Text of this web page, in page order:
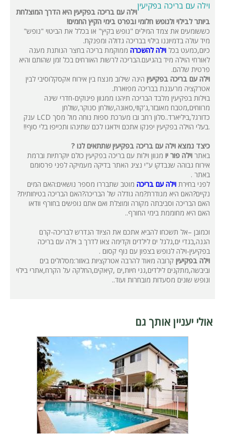
וילה עם בריכה בפקיעין
וילה עם בריכה בפקיעין היא הדרך המוצלחת
ביותר לבילוי ולנופש חלומי ובפרט בימי הקיץ החמים!
כששומעים את צמד המילים "נופש בקיץ" או בכלל את הביטוי "נופש"
מיד עולה בדמיוננו בילוי בבריכה גדולה ומפנקת.
כיום,כמעט בכל וילה להשכרה ממוקמת בריכה בחצר הנותנת מענה
לאורחי הוילה מיד בהגיעם.הבריכה לרשות האורחים בכל זמן שהותם והיא
פרטית שלהם.
וילה עם בריכה בפקיעין הינה שילוב מנצח בין אירוח אקסקלוסיבי לבין
אטרקציה מרעננת בבריכה מפוארת.
בוילות בפקיעין מלבד הבריכה תיהנו ממגוון פינוקים-חדרי שינה
מרווחים,מטבח מאובזר,ג'קוזי,סאונה,שולחן סנוקר,שולחן
כדורגל,ביליארד..סלון רחב ובו מערכת ספות נוחה מול מסך LCD ענק
.בעלי הוילה בפקיעין יפנקו אתכם וידאגו לכם שתינהו ותכייפו בלי סוף!!
כיצד נמצא וילה עם בריכה בפקיעין שתתאים לנו ?
באתר וילה פור יו מגוון וילות עם בריכה בפקיעין כולם יוקרתיות וברמת
אירוח גבוהה שנבדקו ע"י נציג האתר בדיקה מעמיקה לפני פרסומם
באתר .
לפני בחירת וילה עם בריכה מוטב שתבררו מספר נושאים:האם המים
נקיים?האם היא מגודרת?מה גודלה של הבריכה?האם הבריכה בטיחותית?
האם הבריכה וסביבתה מקורה ומוצלת ואם אתם נופשים בחורף וודאו
האם היא מחוממת בימי החורף..
וכמובן –אל תשכחו להביא אתכם את הציוד הנדרש לבריכה-קרם
הגנה,בגדי ים,גלגל ים לילדים וקדימה צאו לדרך ב וילה עם בריכה
בפקיעין-וילה לנופש בצפון עם נוף קסום .
וילה בפקיעין קרובה מאוד להרבה אטרקציות באזור:מסלולים בים
וביבשה,מתקנים לילדים,גני חיות,ים ,קיאקים,החלקה על הקרח,אתרי בילוי
ונופש שונים מסעדות מובחרות ועוד..
אולי יעניין אותך גם